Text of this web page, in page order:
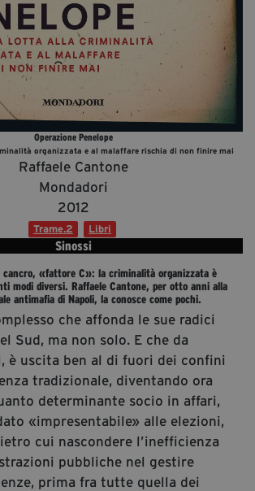
2025
a Scuola
Civiche
Civiche
4078
Sinossi
«fattore C»: la criminalità organizzata è
modi diversi. Raffaele Cantone, per otto anni alla
antimafia di Napoli, la conosce come pochi.
che affonda le sue radici
Sud, ma non solo. E che da
è uscita ben al di fuori dei confini
tradizionale, diventando ora
determinante socio in affari,
«impresentabile» alle elezioni,
cui nascondere l’inefficienza
pubbliche nel gestire
prima fra tutte quella dei
Operazione Penelope
organizzata e al malaffare rischia di non finire mai
Raffaele Cantone
Mondadori
2012
Trame.2 Libri